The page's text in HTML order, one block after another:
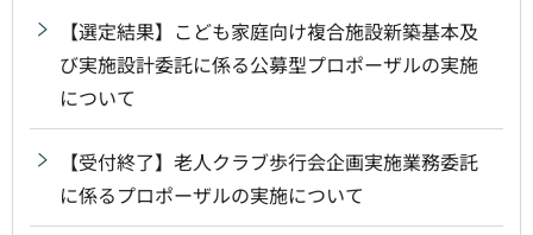
【選定結果】こども家庭向け複合施設新築基本及
び実施設計委託に係る公募型プロポーザルの実施
について
【受付終了】老人クラブ歩行会企画実施業務委託
に係るプロポーザルの実施について